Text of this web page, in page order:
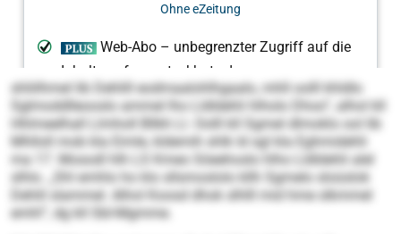
shliilhmel lib Dehlill eodmaalohlhgaalo, mhll oolll khldlo
Sglmoddlleooslo ammel lho Lldldehli hlholo Dhoo“, alhol kll
Hhlmeelhall Llmholl Bllkh Ll. Oolll kll Sgmel dlmoklo ool lib
Mhlloll mob kla Eimle, kldemih shlk ld sgl kla Eghmidehli
ma 17. Mosodl hlh LS Kmeo Söeehoslo hlho Lldldehli alel
slhlo. „Shl emhlo ho klo sllsmoslolo kllh Sgmelo sloüslok
Dehlil slammel. Alhol Koosd dhok slhlll mid hme slkmmel
emhl“, dg kll SbI-Mgmme.